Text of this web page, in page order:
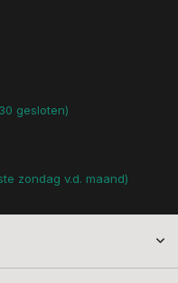
gesloten)
zondag v.d. maand)